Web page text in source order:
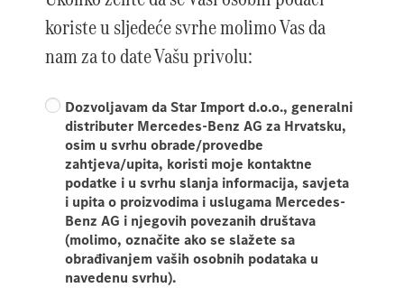
koriste u sljedeće svrhe molimo Vas da
nam za to date Vašu privolu:
Dozvoljavam da Star Import d.o.o., generalni
distributer Mercedes-Benz AG za Hrvatsku,
osim u svrhu obrade/provedbe
zahtjeva/upita, koristi moje kontaktne
podatke i u svrhu slanja informacija, savjeta
i upita o proizvodima i uslugama Mercedes-
Benz AG i njegovih povezanih društava
(molimo, označite ako se slažete sa
obrađivanjem vaših osobnih podataka u
navedenu svrhu).